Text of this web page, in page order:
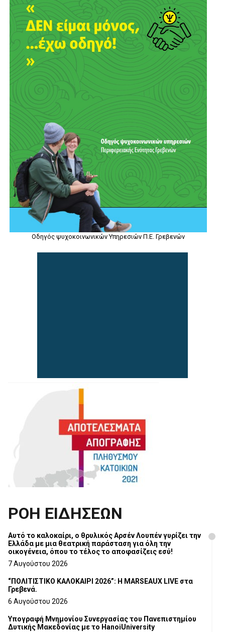
Οδηγός ψυχοκοινωνικών Υπηρεσιών Π.Ε. Γρεβενών
ΡΟΗ ΕΙΔΗΣΕΩΝ
Αυτό το καλοκαίρι, ο θρυλικός Αρσέν Λουπέν γυρίζει την
Ελλάδα με μια θεατρική παράσταση για όλη την
οικογένεια, όπου το τέλος το αποφασίζεις εσύ!
7 Αυγούστου 2026
“ΠΟΛΙΤΙΣΤΙΚΟ ΚΑΛΟΚΑΙΡΙ 2026”: Η MARSEAUX LIVE στα
Γρεβενά.
6 Αυγούστου 2026
Υπογραφή Μνημονίου Συνεργασίας του Πανεπιστημίου
Δυτικής Μακεδονίας με το HanoiUniversity